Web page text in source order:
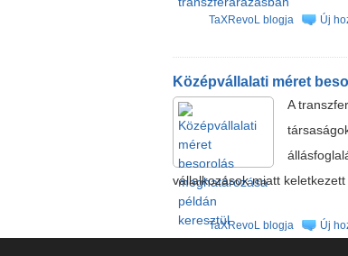
TaXRevoL blogja Új
Középvállalati méret
A
vállalkozások miatt
TaXRevoL blogja Új